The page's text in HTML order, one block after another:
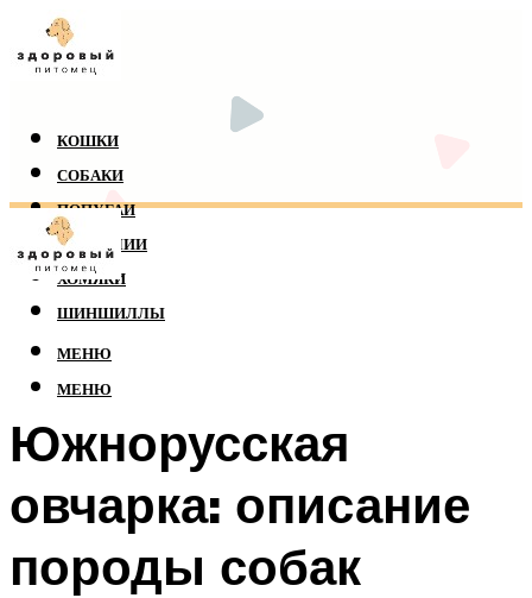
КОШКИ
СОБАКИ
ПОПУГАИ
РЕПТИЛИИ
ХОМЯКИ
ШИНШИЛЛЫ
МЕНЮ
МЕНЮ
Южнорусская
овчарка: описание
породы собак